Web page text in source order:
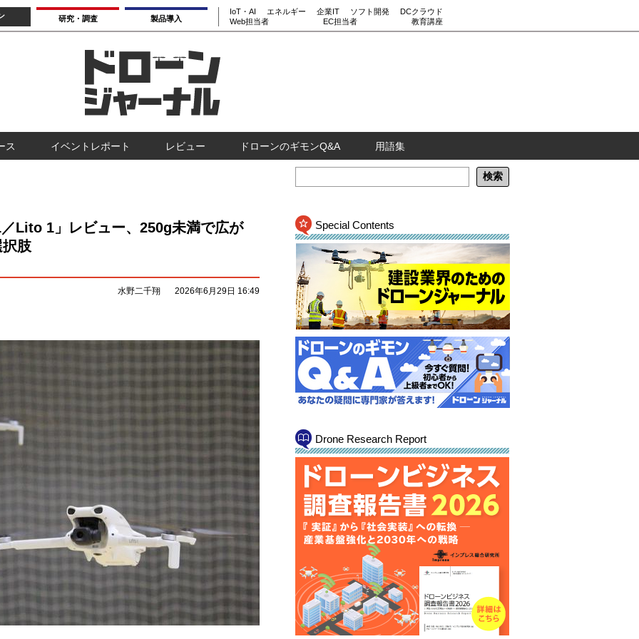
研究・調査 製品導入
IoT・AI エネルギー 企業IT ソフト開発
DCクラウド
Web担当者
EC担当者 教育講座
ス イベントレポート レビュー ドローンのギモンQ&A 用語集
Lito 1」レビュー、250g未満で広が
肢
水野二千翔 2026年6月29日 16:49
Special Contents
Drone Research Report